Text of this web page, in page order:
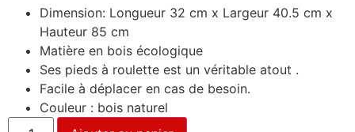
Dimension: Longueur 32 cm x Largeur 40.5 cm x
Hauteur 85 cm
Matière en bois écologique
Ses pieds à roulette est un véritable atout .
Facile à déplacer en cas de besoin.
Couleur : bois naturel